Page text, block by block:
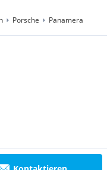
Porsche Panamera